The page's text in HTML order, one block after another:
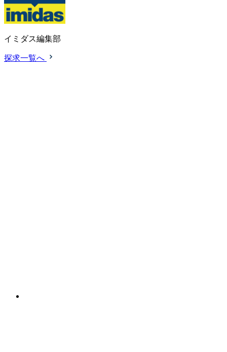
イミダス編集部
探求一覧へ